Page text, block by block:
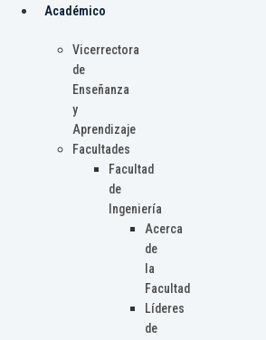
Académico
Vicerrectora
de
Enseñanza
y
Aprendizaje
Facultades
Facultad
de
Ingeniería
Acerca
de
la
Facultad
Líderes
de